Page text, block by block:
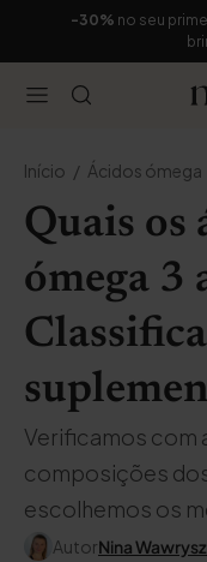
-30% no seu
Início Ácidos ómega
Quais os
ómega 3
Verificamos com
composições
escolhemos os
AutorNina